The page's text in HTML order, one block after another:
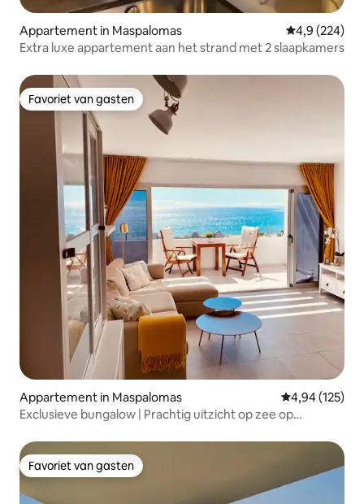
Appartement in Maspalomas Gemiddelde
4,9 (224)
Extra luxe appartement aan het strand met 2 slaapkamers
Favoriet van gasten
Favoriet van gasten
Appartement in Maspalomas Gemiddelde
4,94 (125)
Exclusieve bungalow | Prachtig uitzicht op zee op
Favoriet van gasten
Favoriet van gasten